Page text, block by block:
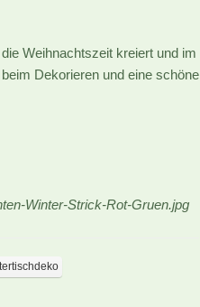
Weihnachtszeit kreiert und im
Dekorieren und eine schöne
Winter-Strick-Rot-Gruen.jpg